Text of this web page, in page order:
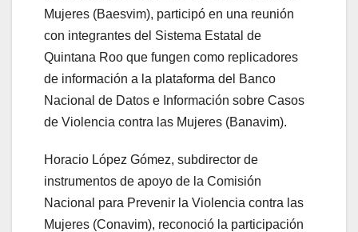
Mujeres (Baesvim), participó en una reunión
con integrantes del Sistema Estatal de
Quintana Roo que fungen como replicadores
de información a la plataforma del Banco
Nacional de Datos e Información sobre Casos
de Violencia contra las Mujeres (Banavim).
Horacio López Gómez, subdirector de
instrumentos de apoyo de la Comisión
Nacional para Prevenir la Violencia contra las
Mujeres (Conavim), reconoció la participación